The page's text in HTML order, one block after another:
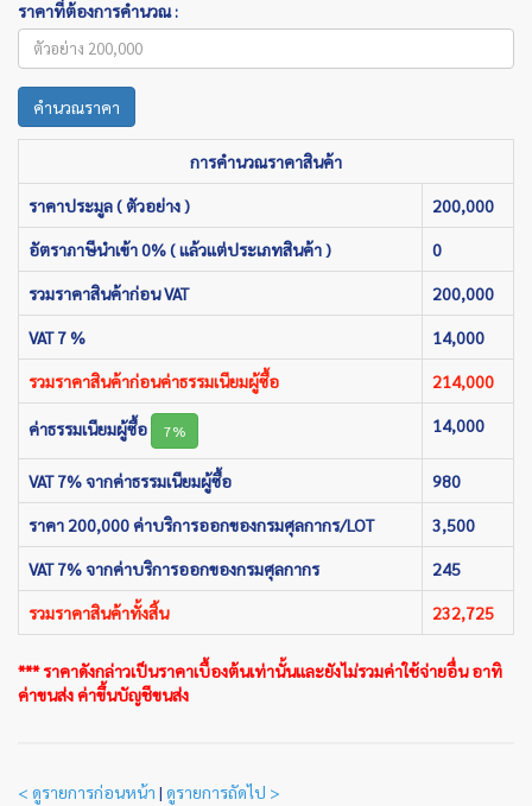
ราคาที่ต้องการคำนวณ :
คำนวณราคา
การคำนวณราคาสินค้า
ราคาประมูล ( ตัวอย่าง ) 200,000
อัตราภาษีนำเข้า 0% ( แล้วแต่ประเภทสินค้า ) 0
รวมราคาสินค้าก่อน VAT 200,000
VAT 7 % 14,000
รวมราคาสินค้าก่อนค่าธรรมเนียมผู้ซื้อ 214,000
ค่าธรรมเนียมผู้ซื้อ 7% 14,000
VAT 7% จากค่าธรรมเนียมผู้ซื้อ 980
ราคา 200,000 ค่าบริการออกของกรมศุลกากร/LOT 3,500
VAT 7% จากค่าบริการออกของกรมศุลกากร 245
รวมราคาสินค้าทั้งสิ้น 232,725
*** ราคาดังกล่าวเป็นราคาเบื้องต้นเท่านั้นและยังไม่รวมค่าใช้จ่ายอื่น อาทิ
ค่าขนส่ง ค่าขึ้นบัญชีขนส่ง
< ดูรายการก่อนหน้า | ดูรายการถัดไป >